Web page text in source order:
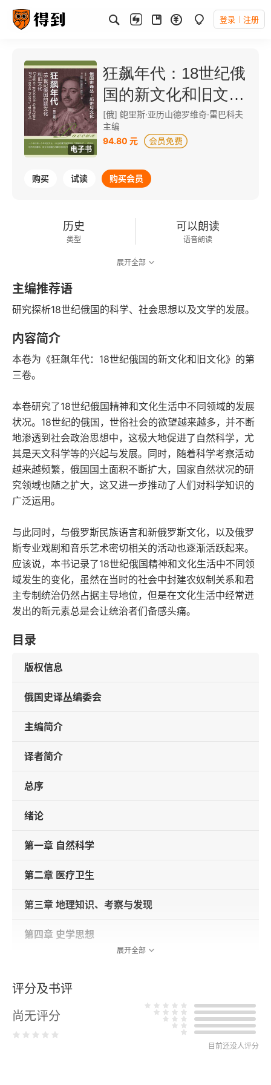
登录 注册
电子书
狂飙年代：18世纪俄
国的新文化和旧文化
（第三卷）
[俄] 鲍里斯·亚历山德罗维奇·雷巴科夫
主编
94.80 元
购买 试读 购买会员
历史
类型
可以朗读
语音朗读
展开全部
主编推荐语
研究探析18世纪俄国的科学、社会思想以及文学的发展。
内容简介
本卷为《狂飙年代：18世纪俄国的新文化和旧文化》的第
三卷。
本卷研究了18世纪俄国精神和文化生活中不同领域的发展
状况。18世纪的俄国，世俗社会的欲望越来越多，并不断
地渗透到社会政治思想中，这极大地促进了自然科学，尤
其是天文科学等的兴起与发展。同时，随着科学考察活动
越来越频繁，俄国国土面积不断扩大，国家自然状况的研
究领域也随之扩大，这又进一步推动了人们对科学知识的
广泛运用。
与此同时，与俄罗斯民族语言和新俄罗斯文化，以及俄罗
斯专业戏剧和音乐艺术密切相关的活动也逐渐活跃起来。
应该说，本书记录了18世纪俄国精神和文化生活中不同领
域发生的变化，虽然在当时的社会中封建农奴制关系和君
主专制统治仍然占据主导地位，但是在文化生活中经常迸
发出的新元素总是会让统治者们备感头痛。
目录
版权信息
俄国史译丛编委会
主编简介
译者简介
总序
绪论
第一章 自然科学
第二章 医疗卫生
第三章 地理知识、考察与发现
第四章 史学思想
第六章 文学
第七章 俄语
展开全部
评分及书评
尚无评分
目前还没人评分